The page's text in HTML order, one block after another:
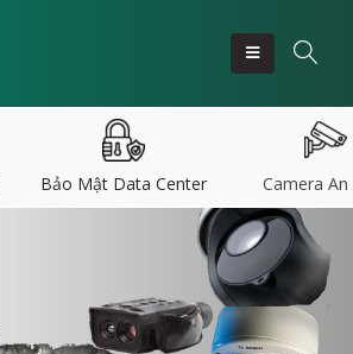
Bảo Mật Data Center Camera